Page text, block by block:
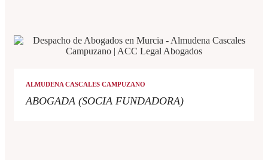
ALMUDENA CASCALES CAMPUZANO
ABOGADA (SOCIA FUNDADORA)